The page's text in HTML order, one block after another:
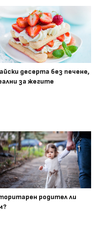
десерта без печене,
за жегите
родител ли